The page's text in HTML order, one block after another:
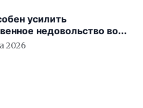
усилить
недовольство во
2026